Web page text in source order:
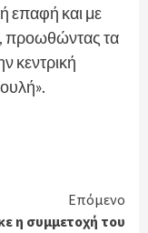
επαφή και με
προωθώντας τα
κεντρική
Επόμενο
η συμμετοχή του